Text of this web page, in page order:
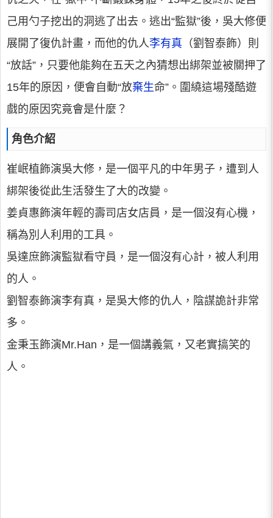
己用勺子挖出的洞逃了出去。逃出“監獄”後，吳大修便
展開了復仇計畫，而他的仇人李有真 （劉智泰飾）則
“放話”，只要他能夠在五天之內猜想出綁架並被關押了
15年的原因，便會自動“放棄生命”。圍繞這場殘酷遊
戲的原因究竟會是什麼？
角色介紹
崔岷植飾演吳大修，是一個平凡的中年男子，遭到人
綁架後從此生活發生了大的改變。
姜貞惠飾演年輕的壽司店女店員，是一個沒有心機，
稱為別人利用的工具。
吳達庶飾演監獄看守員，是一個沒有心計，被人利用
的人。
劉智泰飾演李有真，是吳大修的仇人，陰謀詭計非常
多。
金秉玉飾演Mr.Han，是一個講義氣，又老實搞笑的
人。